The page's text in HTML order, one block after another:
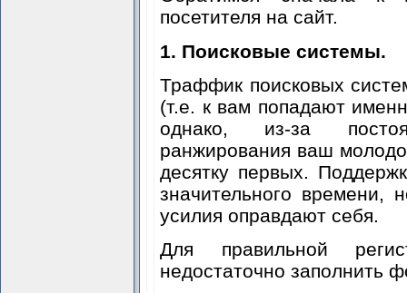
посетителя на сайт.
1. Поисковые системы.
Траффик поисковых
(т.е. к вам попадают
однако, из-за
ранжирования ваш
десятку первых.
значительного времени,
усилия оправдают себя.
Для правильной
недостаточно заполнить